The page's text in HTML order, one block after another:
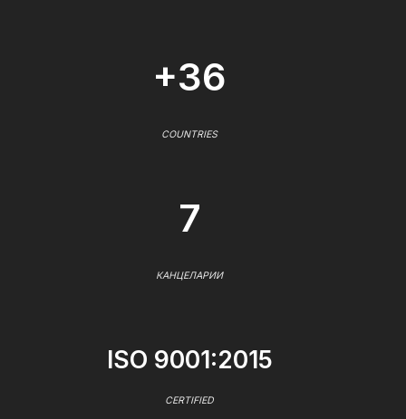
+36
COUNTRIES
7
КАНЦЕЛАРИИ
ISO 9001:2015
CERTIFIED